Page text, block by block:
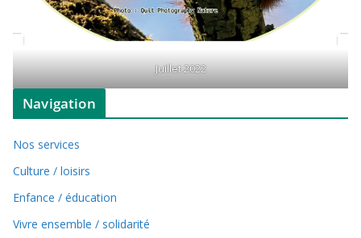
Juillet 2022
Navigation
Nos services
Culture / loisirs
Enfance / éducation
Vivre ensemble / solidarité